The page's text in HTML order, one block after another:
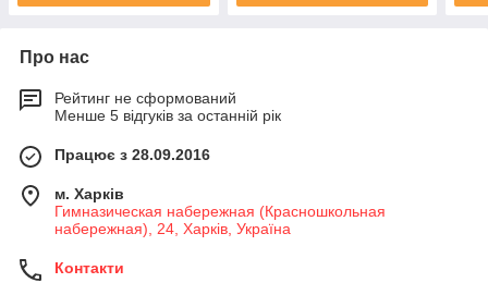
Про нас
Рейтинг не сформований
Менше 5 відгуків за останній рік
Працює з 28.09.2016
м. Харків
Гимназическая набережная (Красношкольная
набережная), 24, Харків, Україна
Контакти